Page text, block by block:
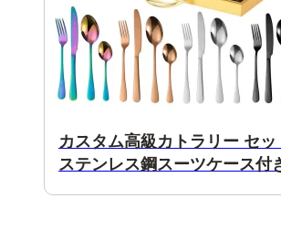
カスタム高級カトラリー セ
ステンレス鋼スーツケース付